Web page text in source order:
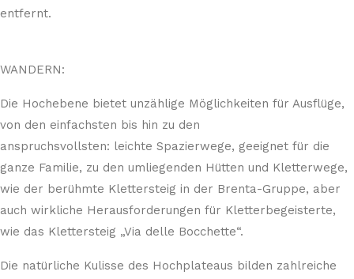
entfernt.
WANDERN:
Die Hochebene bietet unzählige Möglichkeiten für Ausflüge,
von den einfachsten bis hin zu den
anspruchsvollsten: leichte Spazierwege, geeignet für die
ganze Familie, zu den umliegenden Hütten und Kletterwege,
wie der berühmte Klettersteig in der Brenta-Gruppe, aber
auch wirkliche Herausforderungen für Kletterbegeisterte,
wie das Klettersteig „Via delle Bocchette“.
Die natürliche Kulisse des Hochplateaus bilden zahlreiche